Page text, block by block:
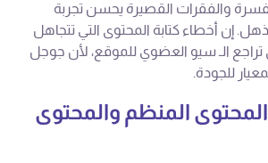
والفقرات القصيرة يحسن تجربة
إن أخطاء كتابة المحتوى التي تتجاهل
تراجع الـ سيو العضوي للموقع، لأن جوجل
للجودة.
المحتوى المنظم والمحتوى